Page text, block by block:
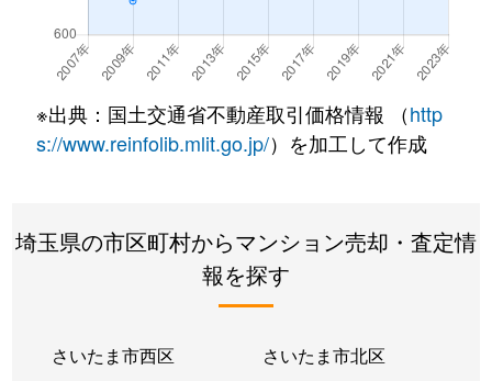
中央
1万円 狭山市
徒歩21
中央
980万円 狭山市
徒歩21
中央
400万円 狭山市
徒歩16
つつじ野
730万円 狭山市
徒歩29
980万円
大字東三ツ木
1,700万円 新狭山
※出典：国土交通省不動産取引価格情報 （http
s://www.reinfolib.mlit.go.jp/）を加工して作成
埼玉県の市区町村からマンション売却・査定情
報を探す
さいたま市西区 さいたま市北区